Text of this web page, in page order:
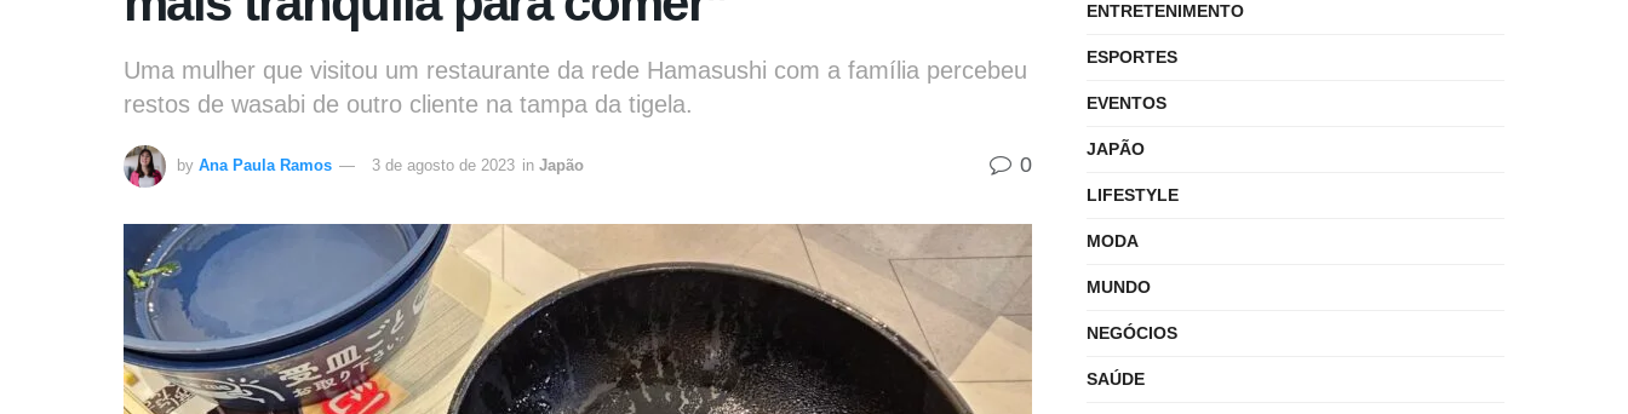
Uma mulher que visitou um restaurante da rede Hamasushi com a família percebeu
restos de wasabi de outro cliente na tampa da tigela.
by Ana Paula Ramos 3 de agosto de 2023 in Japão 0
ENTRETENIMENTO
ESPORTES
EVENTOS
JAPÃO
LIFESTYLE
MODA
MUNDO
NEGÓCIOS
SAÚDE